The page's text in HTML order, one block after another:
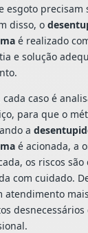
esgoto precisam
disso, o
é realizado
e solução
cada caso é
para que o
a
é acionada, a
os riscos são
com cuidado.
atendimento
desnecessários